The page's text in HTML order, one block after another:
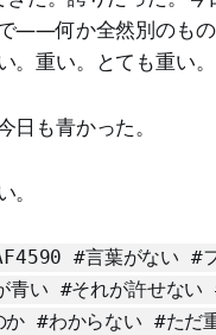
——何か全然別のもの
。重い。とても重い。
日も青かった。
#言葉がない #
青い #それが許せな
か #わからない #ただ